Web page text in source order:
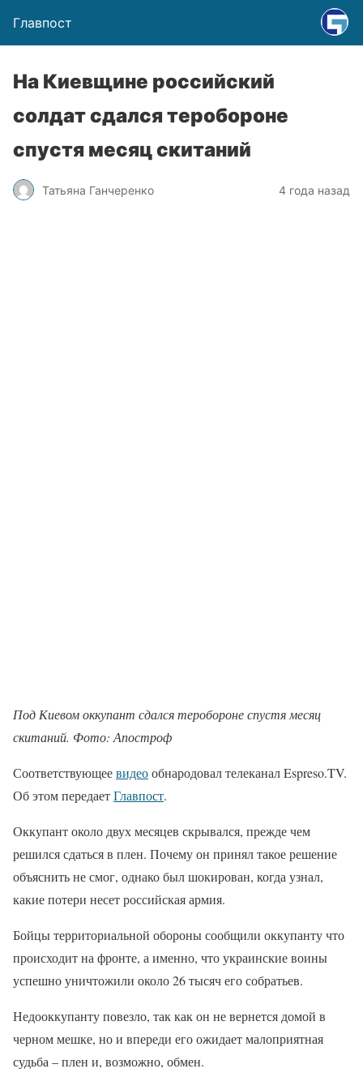
Главпост
На Киевщине российский
солдат сдался теробороне
спустя месяц скитаний
Татьяна Ганчеренко 4 года назад
Под Киевом оккупант сдался теробороне спустя месяц
скитаний. Фото: Апостроф
Соответствующеевидеообнародовал телеканал Espreso.TV.
Об этом передаетГлавпост.
Оккупант около двух месяцев скрывался, прежде чем
решился сдаться в плен. Почему он принял такое решение
объяснить не смог, однако был шокирован, когда узнал,
какие потери несет российская армия.
Бойцы территориальной обороны сообщили оккупанту что
происходит на фронте, а именно, что украинские воины
успешно уничтожили около 26 тысяч его собратьев.
Недооккупанту повезло, так как он не вернется домой в
черном мешке, но и впереди его ожидает малоприятная
судьба – плен и, возможно, обмен.